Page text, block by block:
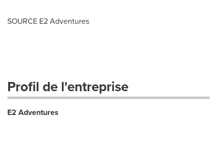
SOURCE E2 Adventures
Profil de l'entreprise
E2 Adventures